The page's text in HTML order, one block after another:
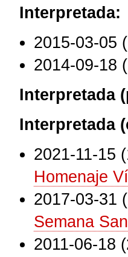
Interpretada:
2015-03-05
2014-09-18
Interpretada
Interpretada
2021-11-15
Homenaje
2017-03-31
Semana
2011-06-18